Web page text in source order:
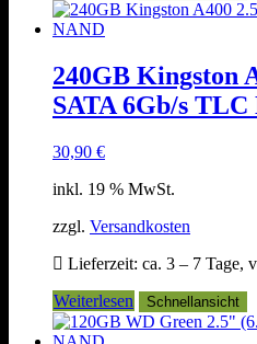
240GB Kingston
SATA 6Gb/s TLC
30,90 €
inkl. 19 % MwSt.
zzgl. Versandkosten
Lieferzeit: ca. 3 – 7 Tage,
Weiterlesen
Schnellansicht